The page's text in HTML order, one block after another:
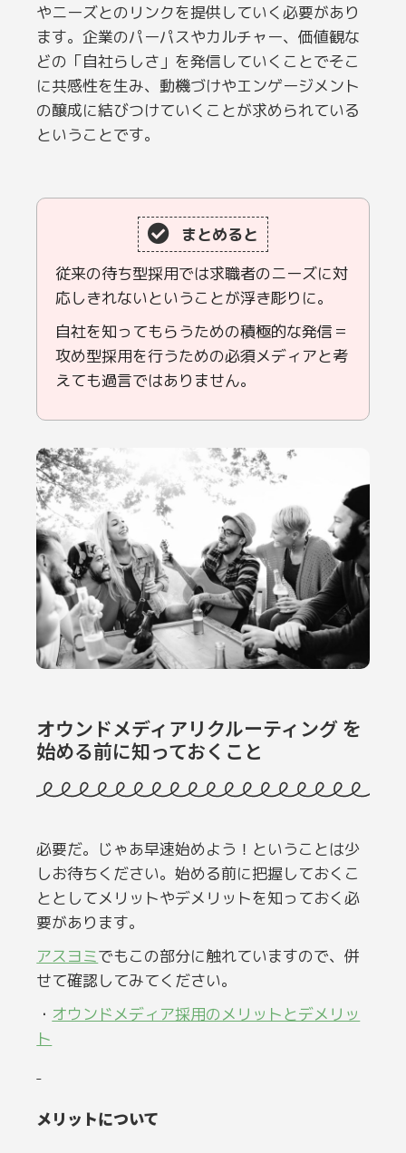
やニーズとのリンクを提供していく必要があり
ます。企業のパーパスやカルチャー、価値観な
どの「自社らしさ」を発信していくことでそこ
に共感性を生み、動機づけやエンゲージメント
の醸成に結びつけていくことが求められている
ということです。
まとめると
従来の待ち型採用では求職者のニーズに対
応しきれないということが浮き彫りに。
自社を知ってもらうための積極的な発信＝
攻め型採用を行うための必須メディアと考
えても過言ではありません。
オウンドメディアリクルーティング を
始める前に知っておくこと
必要だ。じゃあ早速始めよう！ということは少
しお待ちください。始める前に把握しておくこ
ととしてメリットやデメリットを知っておく必
要があります。
アスヨミでもこの部分に触れていますので、併
せて確認してみてください。
・ オウンドメディア採用のメリットとデメリッ
ト
メリットについて